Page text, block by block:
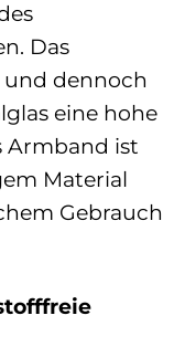
Das
dennoch
eine hohe
Armband ist
Material
Gebrauch